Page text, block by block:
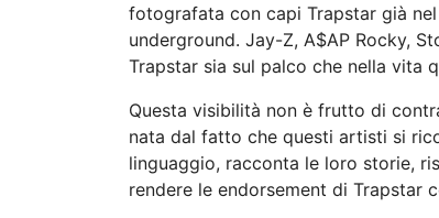
fotografata con capi Trapstar già
underground. Jay-Z, A$AP Rocky,
Trapstar sia sul palco che nella vita
Questa visibilità non è frutto di
nata dal fatto che questi artisti si
linguaggio, racconta le loro storie,
rendere le endorsement di Trapstar